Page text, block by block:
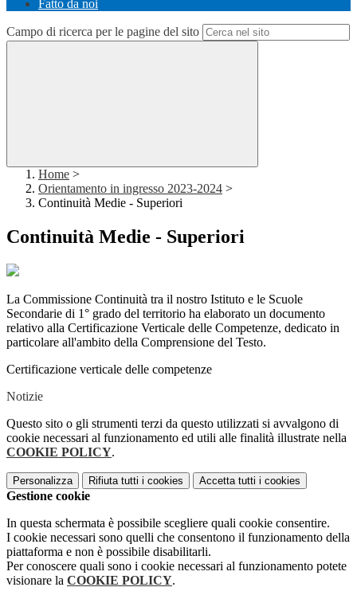
Fatto da noi
Campo di ricerca per le pagine del sito
Home >
Orientamento in ingresso 2023-2024 >
Continuità Medie - Superiori
Continuità Medie - Superiori
La Commissione Continuità tra il nostro Istituto e le Scuole
Secondarie di 1° grado del territorio ha elaborato un documento
relativo alla Certificazione Verticale delle Competenze, dedicato in
particolare all'ambito della Comprensione del Testo.
Certificazione verticale delle competenze
Notizie
Questo sito o gli strumenti terzi da questo utilizzati si avvalgono di
cookie necessari al funzionamento ed utili alle finalità illustrate nella
COOKIE POLICY.
Personalizza Rifiuta tutti i cookies Accetta tutti i cookies
Gestione cookie
In questa schermata è possibile scegliere quali cookie consentire.
I cookie necessari sono quelli che consentono il funzionamento della
piattaforma e non è possibile disabilitarli.
Per conoscere quali sono i cookie necessari al funzionamento potete
visionare la COOKIE POLICY.